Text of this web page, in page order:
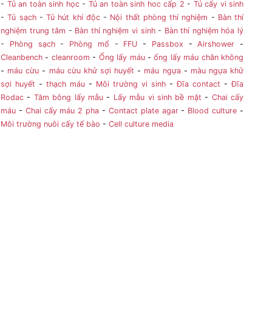
- Tủ an toàn sinh học- Tủ an toàn sinh hoc cấp 2 - Tủ cấy vi sinh
-Tủ sạch- Tủ hút khí độc- Nội thất phòng thí nghiệm - Bàn thí
nghiệm trung tâm - Bàn thí nghiệm vi sinh- Bàn thí nghiệm hóa lý
- Phòng sạch- Phòng mổ - FFU - Passbox -Airshower -
Cleanbench - cleanroom - Ống lấy máu-ống lấy máu chân không
- máu cừu - máu cừu khử sợi huyết - máu ngựa- màu ngựa khử
sợi huyết - thạch máu - Môi trường vi sinh -Đĩa contact -Đĩa
Rodac - Tăm bông lấy mẫu - Lấy mẫu vi sinh bề mặt - Chai cấy
máu - Chai cấy máu 2 pha - Contact plate agar- Blood culture -
Môi trường nuôi cấy tế bào - Cell culture media